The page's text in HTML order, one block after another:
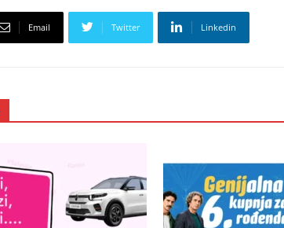
Email Twitter Linkedin